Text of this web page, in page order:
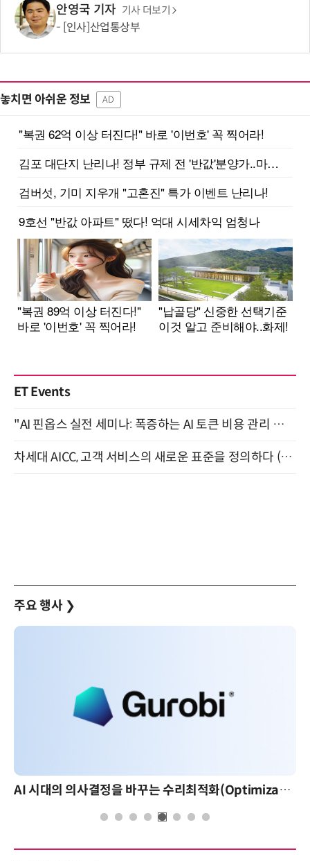
안영국 기자 기사 더보기
[인사]산업통상부
놓치면 아쉬운 정보 AD
ET Events
"AI 핀옵스 실전 세미나: 폭증하는 AI 토큰 비용 관리 전략" 8월 21일 개최
차세대 AICC, 고객 서비스의 새로운 표준을 정의하다 (9/9)
주요 행사 ❯
AI 시대의 의사결정을 바꾸는 수리최적화(Optimization): 실제 산업 적용 사례와 활용 전략